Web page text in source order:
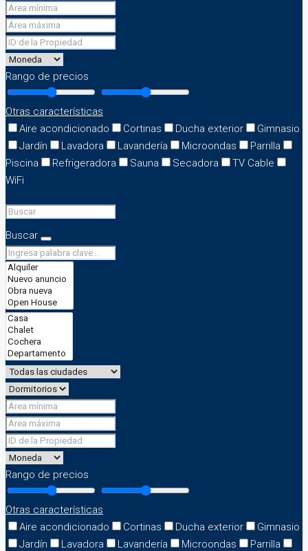
Rango de precios
Otras características
Aire acondicionado
Cortinas Ducha exterior
Gimnasio
Jardín
Lavadora Lavandería Microondas
Parrilla
Piscina
Refrigeradora Sauna Secadora
TV Cable
WiFi
Buscar
Rango de precios
Otras características
Aire acondicionado
Cortinas Ducha exterior
Gimnasio
Jardín
Lavadora Lavandería Microondas
Parrilla